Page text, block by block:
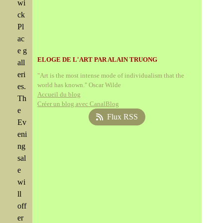
wi
ck
Pl
ac
e g
all
eri
es.
Th
e
Ev
eni
ng
sal
e
wi
ll
off
er
ELOGE DE L'ART PAR ALAIN TRUONG
"Art is the most intense mode of individualism that the
world has known." Oscar Wilde
Accueil du blog
Créer un blog avec CanalBlog
Flux RSS